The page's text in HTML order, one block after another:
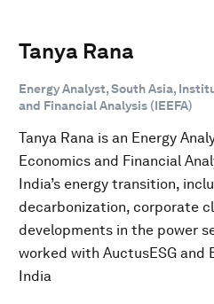
Tanya Rana
Energy Analyst, South Asia,
and Financial Analysis (IEEFA)
Tanya Rana is an Energy
Economics and Financial
India’s energy transition,
decarbonization, corporate
developments in the power
worked with AuctusESG and
India